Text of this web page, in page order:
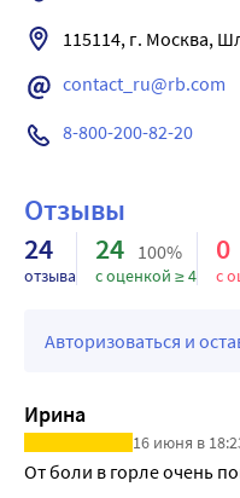
115114, г. Москва,
contact_ru@rb.com
8-800-200-82-20
Отзывы
24
отзыва
24 100%
с оценкой ≥ 4
0
с
Авторизоваться и
Ирина
16 июня в
От боли в горле очень